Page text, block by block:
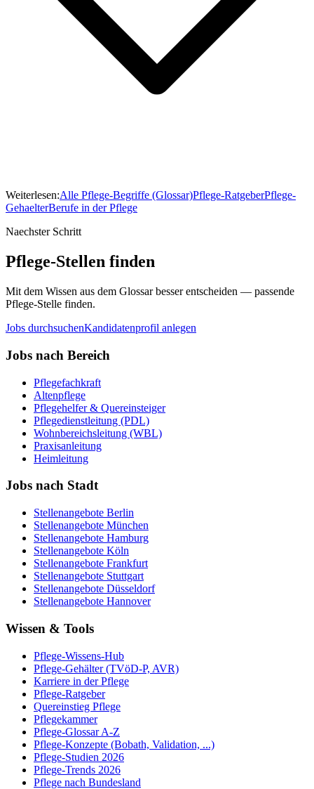
Weiterlesen:Alle Pflege-Begriffe (Glossar)Pflege-RatgeberPflege-
GehaelterBerufe in der Pflege
Naechster Schritt
Pflege-Stellen finden
Mit dem Wissen aus dem Glossar besser entscheiden — passende
Pflege-Stelle finden.
Jobs durchsuchenKandidatenprofil anlegen
Jobs nach Bereich
Pflegefachkraft
Altenpflege
Pflegehelfer & Quereinsteiger
Pflegedienstleitung (PDL)
Wohnbereichsleitung (WBL)
Praxisanleitung
Heimleitung
Jobs nach Stadt
Stellenangebote Berlin
Stellenangebote München
Stellenangebote Hamburg
Stellenangebote Köln
Stellenangebote Frankfurt
Stellenangebote Stuttgart
Stellenangebote Düsseldorf
Stellenangebote Hannover
Wissen & Tools
Pflege-Wissens-Hub
Pflege-Gehälter (TVöD-P, AVR)
Karriere in der Pflege
Pflege-Ratgeber
Quereinstieg Pflege
Pflegekammer
Pflege-Glossar A-Z
Pflege-Konzepte (Bobath, Validation, ...)
Pflege-Studien 2026
Pflege-Trends 2026
Pflege nach Bundesland